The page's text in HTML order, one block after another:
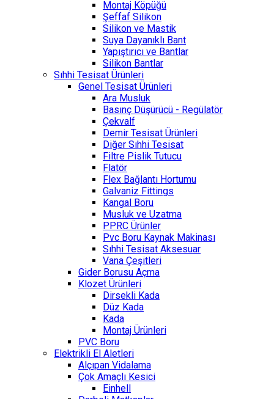
Montaj Köpüğü
Şeffaf Silikon
Silikon ve Mastik
Suya Dayanıklı Bant
Yapıştırıcı ve Bantlar
Silikon Bantlar
Sıhhi Tesisat Ürünleri
Genel Tesisat Ürünleri
Ara Musluk
Basınç Düşürücü - Regülatör
Çekvalf
Demir Tesisat Ürünleri
Diğer Sıhhi Tesisat
Filtre Pislik Tutucu
Flatör
Flex Bağlantı Hortumu
Galvaniz Fittings
Kangal Boru
Musluk ve Uzatma
PPRC Ürünler
Pvc Boru Kaynak Makinası
Sıhhi Tesisat Aksesuar
Vana Çeşitleri
Gider Borusu Açma
Klozet Ürünleri
Dirsekli Kada
Düz Kada
Kada
Montaj Ürünleri
PVC Boru
Elektrikli El Aletleri
Alçıpan Vidalama
Çok Amaçlı Kesici
Einhell